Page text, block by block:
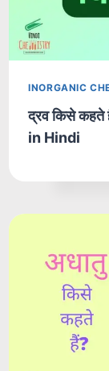
INORGANIC
द्रव किसे कहते
in Hindi